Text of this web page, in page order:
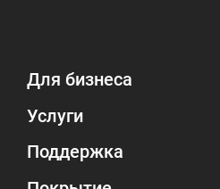
Для бизнеса
Услуги
Поддержка